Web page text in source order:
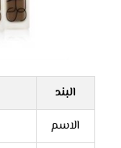
البند
الاسم